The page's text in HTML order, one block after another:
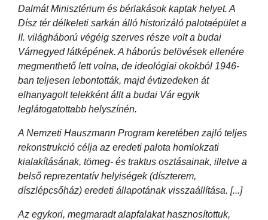
Dalmát Minisztérium és bérlakások kaptak helyet. A
Dísz tér délkeleti sarkán álló historizáló palotaépület a
II. világháború végéig szerves része volt a budai
Várnegyed látképének. A háborús belövések ellenére
megmenthető lett volna, de ideológiai okokból 1946-
ban teljesen lebontották, majd évtizedeken át
elhanyagolt telekként állt a budai Vár egyik
leglátogatottabb helyszínén.
A Nemzeti Hauszmann Program keretében zajló teljes
rekonstrukció célja az eredeti palota homlokzati
kialakításának, tömeg- és traktus osztásainak, illetve a
belső reprezentatív helyiségek (díszterem,
díszlépcsőház) eredeti állapotának visszaállítása. [...]
Az egykori, megmaradt alapfalakat hasznosítottuk,